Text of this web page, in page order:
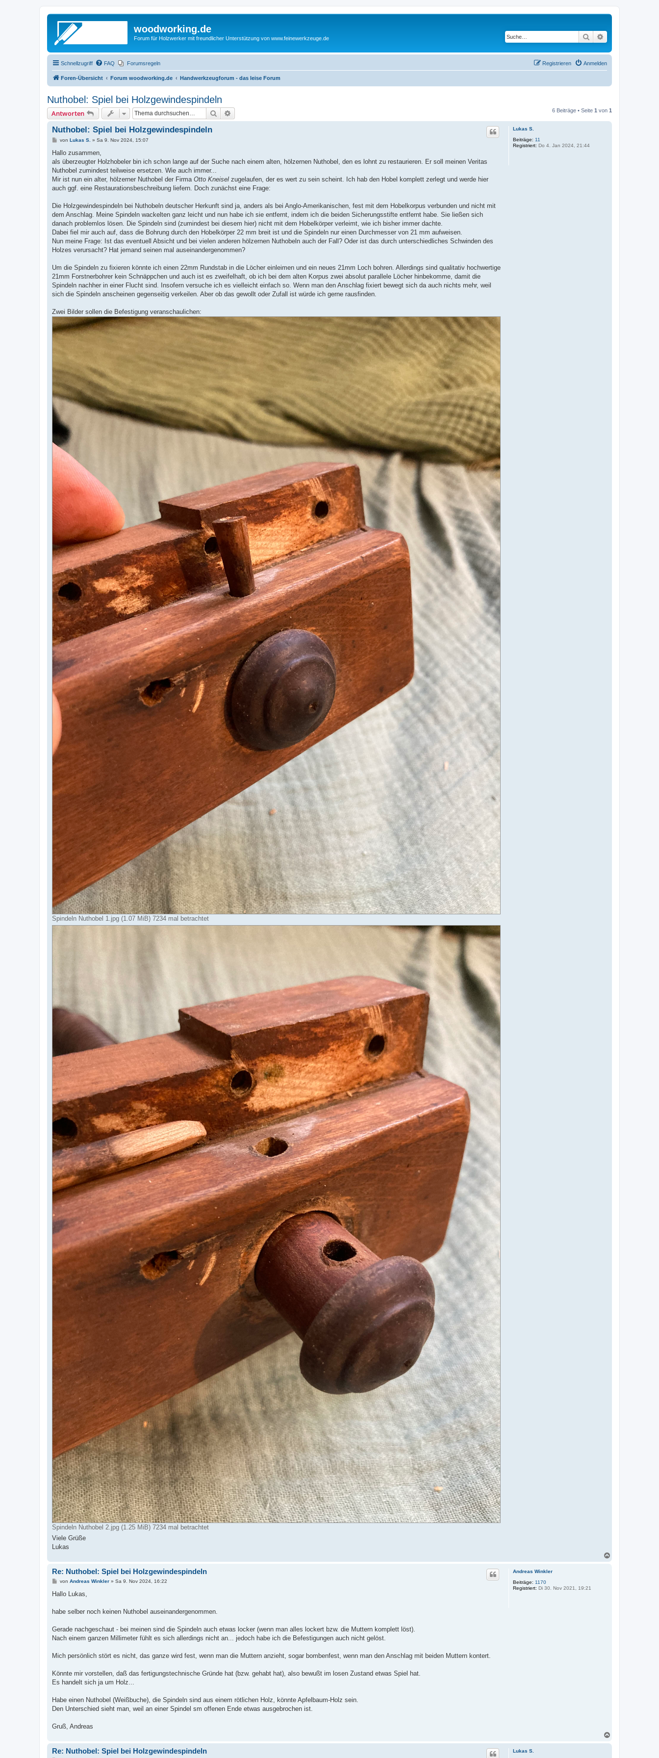
woodworking.de
Forum für Holzwerker mit freundlicher Unterstützung von www.feinewerkzeuge.de Suche
Schnellzugriff FAQ Forumsregeln Anmelden
Registrieren
Foren-Übersicht Forum woodworking.de Handwerkzeugforum - das leise Forum
Nuthobel: Spiel bei Holzgewindespindeln
Antworten Suche 6 Beiträge • Seite 1 von 1
Lukas S.
Beiträge: 11
Registriert: Do 4. Jan 2024, 21:44
Nuthobel: Spiel bei Holzgewindespindeln
B
i
r
a
von Lukas S. » Sa 9. Nov 2024, 15:07
Hallo zusammen,
als überzeugter Holzhobeler bin ich schon lange auf der Suche nach einem alten, hölzernen Nuthobel, den es lohnt zu restaurieren. Er soll meinen Veritas
Nuthobel zumindest teilweise ersetzen. Wie auch immer...
Mir ist nun ein alter, hölzerner Nuthobel der Firma Otto Kneisel zugelaufen, der es wert zu sein scheint. Ich hab den Hobel komplett zerlegt und werde hier
auch ggf. eine Restaurationsbeschreibung liefern. Doch zunächst eine Frage:
Die Holzgewindespindeln bei Nuthobeln deutscher Herkunft sind ja, anders als bei Anglo-Amerikanischen, fest mit dem Hobelkorpus verbunden und nicht mit
dem Anschlag. Meine Spindeln wackelten ganz leicht und nun habe ich sie entfernt, indem ich die beiden Sicherungsstifte entfernt habe. Sie ließen sich
danach problemlos lösen. Die Spindeln sind (zumindest bei diesem hier) nicht mit dem Hobelkörper verleimt, wie ich bisher immer dachte.
Dabei fiel mir auch auf, dass die Bohrung durch den Hobelkörper 22 mm breit ist und die Spindeln nur einen Durchmesser von 21 mm aufweisen.
Nun meine Frage: Ist das eventuell Absicht und bei vielen anderen hölzernen Nuthobeln auch der Fall? Oder ist das durch unterschiedliches Schwinden des
Holzes verursacht? Hat jemand seinen mal auseinandergenommen?
Um die Spindeln zu fixieren könnte ich einen 22mm Rundstab in die Löcher einleimen und ein neues 21mm Loch bohren. Allerdings sind qualitativ hochwertige
21mm Forstnerbohrer kein Schnäppchen und auch ist es zweifelhaft, ob ich bei dem alten Korpus zwei absolut parallele Löcher hinbekomme, damit die
Spindeln nachher in einer Flucht sind. Insofern versuche ich es vielleicht einfach so. Wenn man den Anschlag fixiert bewegt sich da auch nichts mehr, weil
sich die Spindeln anscheinen gegenseitig verkeilen. Aber ob das gewollt oder Zufall ist würde ich gerne rausfinden.
Zwei Bilder sollen die Befestigung veranschaulichen:
Spindeln Nuthobel 1.jpg (1.07 MiB) 7234 mal betrachtet
Spindeln Nuthobel 2.jpg (1.25 MiB) 7234 mal betrachtet
Viele Grüße
Lukas
Andreas Winkler
Beiträge: 1170
Registriert: Di 30. Nov 2021, 19:21
Re: Nuthobel: Spiel bei Holzgewindespindeln
B
i
a
von Andreas Winkler» Sa 9. Nov 2024, 16:22
Hallo Lukas,
habe selber noch keinen Nuthobel auseinandergenommen.
Gerade nachgeschaut - bei meinen sind die Spindeln auch etwas locker (wenn man alles lockert bzw. die Muttern komplett löst).
Nach einem ganzen Millimeter fühlt es sich allerdings nicht an... jedoch habe ich die Befestigungen auch nicht gelöst.
Mich persönlich stört es nicht, das ganze wird fest, wenn man die Muttern anzieht, sogar bombenfest, wenn man den Anschlag mit beiden Muttern kontert.
Könnte mir vorstellen, daß das fertigungstechnische Gründe hat (bzw. gehabt hat), also bewußt im losen Zustand etwas Spiel hat.
Es handelt sich ja um Holz...
Habe einen Nuthobel (Weißbuche), die Spindeln sind aus einem rötlichen Holz, könnte Apfelbaum-Holz sein.
Den Unterschied sieht man, weil an einer Spindel sm offenen Ende etwas ausgebrochen ist.
Gruß, Andreas
Lukas S.
Re: Nuthobel: Spiel bei Holzgewindespindeln